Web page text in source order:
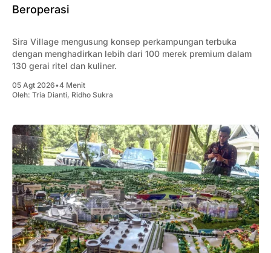
Beroperasi
Sira Village mengusung konsep perkampungan terbuka
dengan menghadirkan lebih dari 100 merek premium dalam
130 gerai ritel dan kuliner.
05 Agt 2026•4 Menit
Oleh: Tria Dianti, Ridho Sukra